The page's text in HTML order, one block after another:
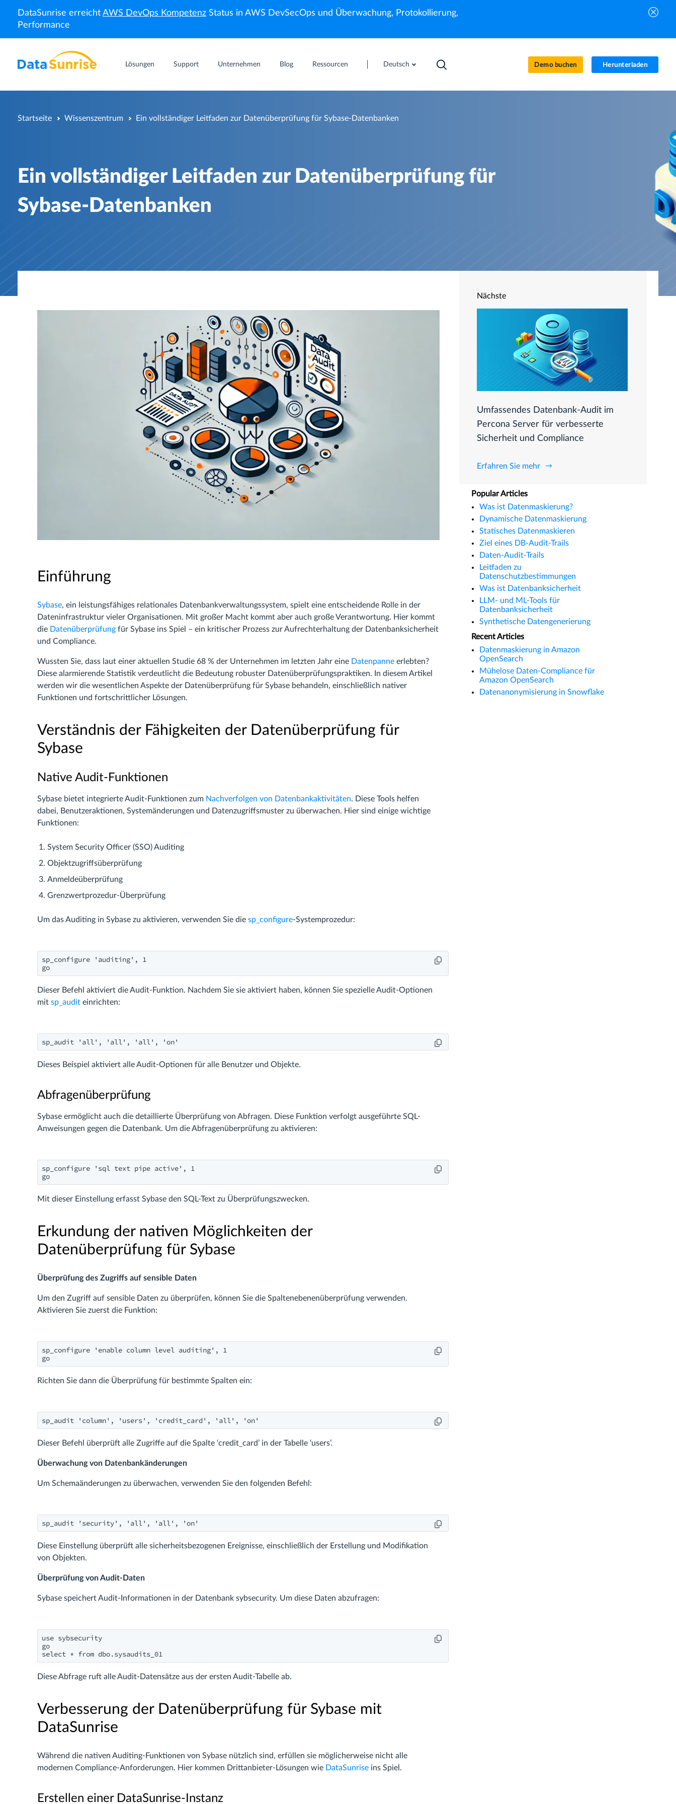
DataSunrise erreicht AWS DevOps Kompetenz Status in AWS DevSecOps und Überwachung, Protokollierung,
Performance
Lösungen Support Unternehmen Blog Ressourcen Deutsch Demo buchen Herunterladen
Startseite Wissenszentrum Ein vollständiger Leitfaden zur Datenüberprüfung für Sybase-Datenbanken
Ein vollständiger Leitfaden zur Datenüberprüfung für
Sybase-Datenbanken
Einführung
Sybase, ein leistungsfähiges relationales Datenbankverwaltungssystem, spielt eine entscheidende Rolle in der
Dateninfrastruktur vieler Organisationen. Mit großer Macht kommt aber auch große Verantwortung. Hier kommt
die Datenüberprüfung für Sybase ins Spiel – ein kritischer Prozess zur Aufrechterhaltung der Datenbanksicherheit
und Compliance.
Wussten Sie, dass laut einer aktuellen Studie 68 % der Unternehmen im letzten Jahr eine Datenpanne erlebten?
Diese alarmierende Statistik verdeutlicht die Bedeutung robuster Datenüberprüfungspraktiken. In diesem Artikel
werden wir die wesentlichen Aspekte der Datenüberprüfung für Sybase behandeln, einschließlich nativer
Funktionen und fortschrittlicher Lösungen.
Verständnis der Fähigkeiten der Datenüberprüfung für
Sybase
Native Audit-Funktionen
Sybase bietet integrierte Audit-Funktionen zum Nachverfolgen von Datenbankaktivitäten. Diese Tools helfen
dabei, Benutzeraktionen, Systemänderungen und Datenzugriffsmuster zu überwachen. Hier sind einige wichtige
Funktionen:
System Security Officer (SSO) Auditing
Objektzugriffsüberprüfung
Anmeldeüberprüfung
Grenzwertprozedur-Überprüfung
Um das Auditing in Sybase zu aktivieren, verwenden Sie die sp_configure-Systemprozedur:
sp_configure 'auditing', 1
go
Dieser Befehl aktiviert die Audit-Funktion. Nachdem Sie sie aktiviert haben, können Sie spezielle Audit-Optionen
mit sp_audit einrichten:
sp_audit 'all', 'all', 'all', 'on'
Dieses Beispiel aktiviert alle Audit-Optionen für alle Benutzer und Objekte.
Abfragenüberprüfung
Sybase ermöglicht auch die detaillierte Überprüfung von Abfragen. Diese Funktion verfolgt ausgeführte SQL-
Anweisungen gegen die Datenbank. Um die Abfragenüberprüfung zu aktivieren:
sp_configure 'sql text pipe active', 1
go
Mit dieser Einstellung erfasst Sybase den SQL-Text zu Überprüfungszwecken.
Erkundung der nativen Möglichkeiten der
Datenüberprüfung für Sybase
Überprüfung des Zugriffs auf sensible Daten
Um den Zugriff auf sensible Daten zu überprüfen, können Sie die Spaltenebenenüberprüfung verwenden.
Aktivieren Sie zuerst die Funktion:
sp_configure 'enable column level auditing', 1
go
Richten Sie dann die Überprüfung für bestimmte Spalten ein:
sp_audit 'column', 'users', 'credit_card', 'all', 'on'
Dieser Befehl überprüft alle Zugriffe auf die Spalte ‘credit_card’ in der Tabelle ‘users’.
Überwachung von Datenbankänderungen
Um Schemaänderungen zu überwachen, verwenden Sie den folgenden Befehl:
sp_audit 'security', 'all', 'all', 'on'
Diese Einstellung überprüft alle sicherheitsbezogenen Ereignisse, einschließlich der Erstellung und Modifikation
von Objekten.
Überprüfung von Audit-Daten
Sybase speichert Audit-Informationen in der Datenbank sybsecurity. Um diese Daten abzufragen:
use sybsecurity
go
select * from dbo.sysaudits_01
Diese Abfrage ruft alle Audit-Datensätze aus der ersten Audit-Tabelle ab.
Verbesserung der Datenüberprüfung für Sybase mit
DataSunrise
Während die nativen Auditing-Funktionen von Sybase nützlich sind, erfüllen sie möglicherweise nicht alle
modernen Compliance-Anforderungen. Hier kommen Drittanbieter-Lösungen wie DataSunrise ins Spiel.
Erstellen einer DataSunrise-Instanz
Nächste
Umfassendes Datenbank-Audit im
Percona Server für verbesserte
Sicherheit und Compliance
Erfahren Sie mehr
Popular Articles
Was ist Datenmaskierung?
Dynamische Datenmaskierung
Statisches Datenmaskieren
Ziel eines DB-Audit-Trails
Daten-Audit-Trails
Leitfaden zu
Datenschutzbestimmungen
Was ist Datenbanksicherheit
LLM- und ML-Tools für
Datenbanksicherheit
Synthetische Datengenerierung
Recent Articles
Datenmaskierung in Amazon
OpenSearch
Mühelose Daten-Compliance für
Amazon OpenSearch
Datenanonymisierung in Snowflake